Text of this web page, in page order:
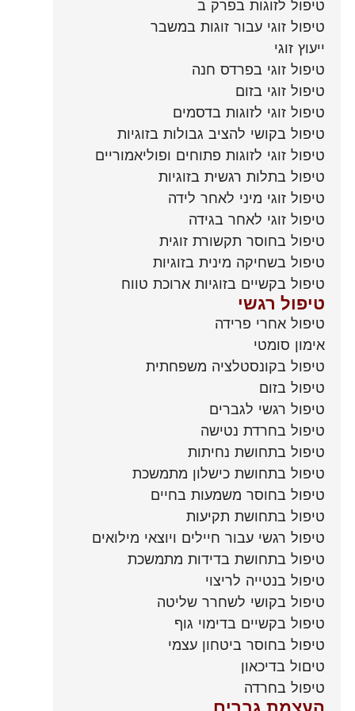
טיפול לזוגות בפרק ב
טיפול זוגי עבור זוגות במשבר
ייעוץ זוגי
טיפול זוגי בפרדס חנה
טיפול זוגי בזום
טיפול זוגי לזוגות בדסמים
טיפול בקושי להציב גבולות בזוגיות
טיפול זוגי לזוגות פתוחים ופוליאמוריים
טיפול בתלות רגשית בזוגיות
טיפול זוגי מיני לאחר לידה
טיפול זוגי לאחר בגידה
טיפול בחוסר תקשורת זוגית
טיפול בשחיקה מינית בזוגיות
טיפול בקשיים בזוגיות ארוכת טווח
טיפול רגשי
טיפול אחרי פרידה
אימון סומטי
טיפול בקונסטלציה משפחתית
טיפול בזום
טיפול רגשי לגברים
טיפול בחרדת נטישה
טיפול בתחושת נחיתות
טיפול בתחושת כישלון מתמשכת
טיפול בחוסר משמעות בחיים
טיפול בתחושת תקיעות
טיפול רגשי עבור חיילים ויוצאי מילואים
טיפול בתחושת בדידות מתמשכת
טיפול בנטייה לריצוי
טיפול בקושי לשחרר שליטה
טיפול בקשיים בדימוי גוף
טיפול בחוסר ביטחון עצמי
טיםול בדיכאון
טיפול בחרדה